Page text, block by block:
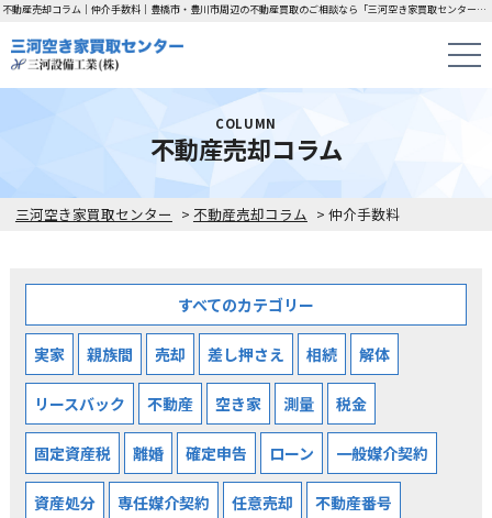
不動産売却コラム｜仲介手数料｜豊橋市・豊川市周辺の不動産買取のご相談なら「三河空き家買取センター」にお任せください！
三河空き家買取センター > 不動産売却コラム > 仲介手数料
COLUMN
不動産売却コラム
すべてのカテゴリー
実家 親族間 売却 差し押さえ 相続 解体
リースバック 不動産 空き家 測量 税金
固定資産税 離婚 確定申告 ローン 一般媒介契約
資産処分 専任媒介契約 任意売却 不動産番号